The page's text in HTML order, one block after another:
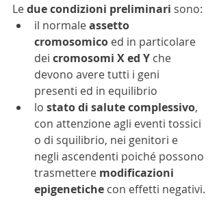
Le due condizioni preliminari sono:
il normale assetto
cromosomico ed in particolare
dei cromosomi X ed Y che
devono avere tutti i geni
presenti ed in equilibrio
lo stato di salute complessivo,
con attenzione agli eventi tossici
o di squilibrio, nei genitori e
negli ascendenti poiché possono
trasmettere modificazioni
epigenetiche con effetti negativi.